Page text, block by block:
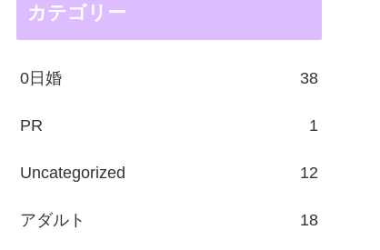
カテゴリー
0日婚 38
PR 1
Uncategorized 12
アダルト 18